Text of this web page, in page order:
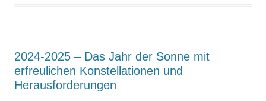
2024-2025 – Das Jahr der Sonne mit
erfreulichen Konstellationen und
Herausforderungen